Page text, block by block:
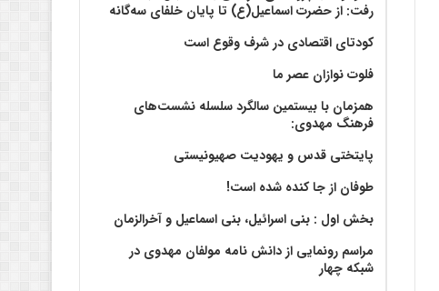
رفت: از حضرت اسماعیل(ع) تا پایان خلفای سه‌گانه
کودتای اقتصادی در شرف وقوع است
فلوت نوازان عصر ما
همزمان با بیستمین سالگرد سلسله نشست‌های
فرهنگ مهدوی:‌
پایتختی قدس و یهودیت صهیونیستی
طوفان از جا کنده شده است!
بخش اول : بنی اسرائیل، بنی اسماعیل و آخرالزمان
مراسم رونمایی از دانش نامه مولفان مهدوی در
شبکه چهار